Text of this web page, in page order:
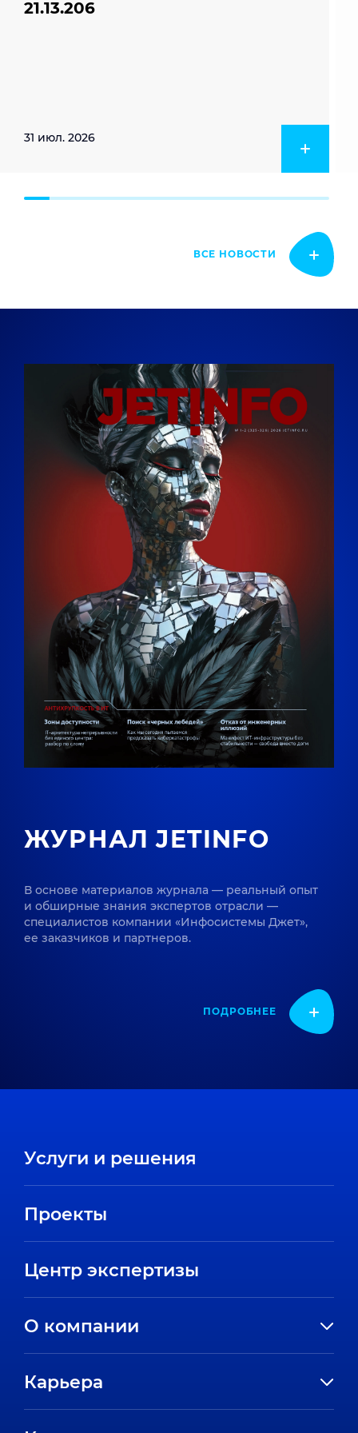
21.13.206
31 июл. 2026
ВСЕ НОВОСТИ
ЖУРНАЛ JETINFO
В основе материалов журнала — реальный опыт
и обширные знания экспертов отрасли —
специалистов компании «Инфосистемы Джет»,
ее заказчиков и партнеров.
ПОДРОБНЕЕ
Услуги и решения
Проекты
Центр экспертизы
О компании
Направления
Карьера